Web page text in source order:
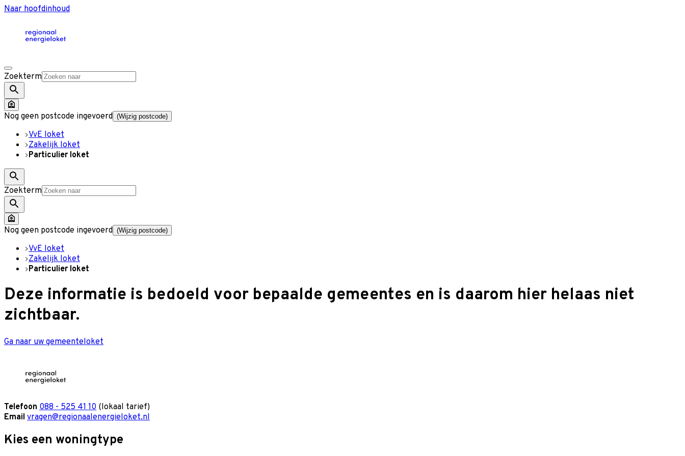
Naar hoofdinhoud
Zoekterm
Nog geen postcode ingevoerd (Wijzig postcode)
VvE loket
Zakelijk loket
Particulier loket
Zoekterm
Nog geen postcode ingevoerd (Wijzig postcode)
VvE loket
Zakelijk loket
Particulier loket
Deze informatie is bedoeld voor bepaalde gemeentes en is daarom hier helaas niet
zichtbaar.
Ga naar uw gemeenteloket
Telefoon 088 - 525 41 10 (lokaal tarief)
Email vragen@regionaalenergieloket.nl
Kies een woningtype